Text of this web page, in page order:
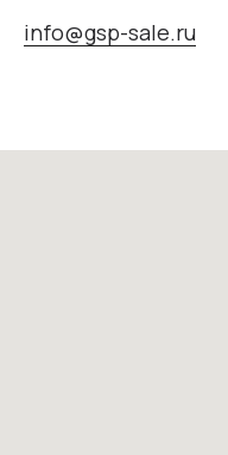
info@gsp-sale.ru